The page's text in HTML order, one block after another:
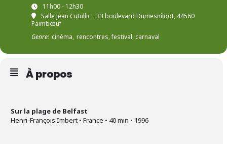
11h00 - 12h30
Salle Jean Cutullic , 33 boulevard Dumesnildot, 44560
Paimbœuf
Genre: cinéma, rencontres, festival, carnaval
À propos
Sur la plage de Belfast
Henri-François Imbert • France • 40 min • 1996